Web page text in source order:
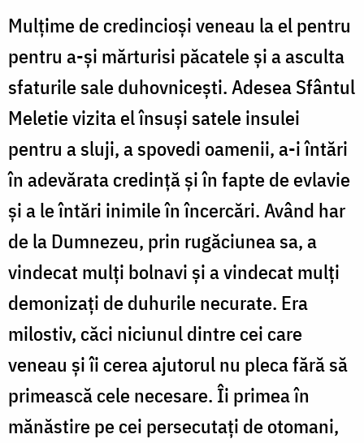
Mulțime de credincioși veneau la el pentru
pentru a-și mărturisi păcatele și a asculta
sfaturile sale duhovnicești. Adesea Sfântul
Meletie vizita el însuși satele insulei
pentru a sluji, a spovedi oamenii, a-i întări
în adevărata credință și în fapte de evlavie
și a le întări inimile în încercări. Având har
de la Dumnezeu, prin rugăciunea sa, a
vindecat mulți bolnavi și a vindecat mulți
demonizați de duhurile necurate. Era
milostiv, căci niciunul dintre cei care
veneau și îi cerea ajutorul nu pleca fără să
primească cele necesare. Îi primea în
mănăstire pe cei persecutați de otomani,